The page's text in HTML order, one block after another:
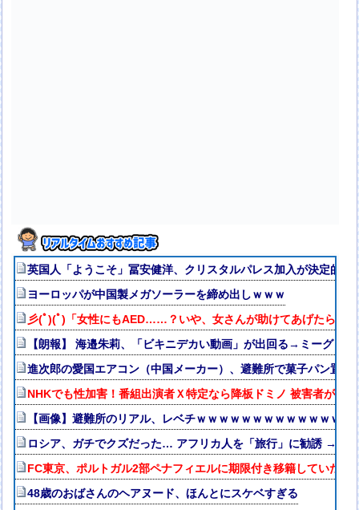
英国人「ようこそ」冨安健洋、クリスタルパレス加入が決定的
ヨーロッパが中国製メガソーラーを締め出しｗｗｗ
彡(ﾟ)(ﾟ)「女性にもAED……？いや、女さんが助けてあげたらえ
【朗報】 海邉朱莉、「ビキニデカい動画」が出回る→ミーグリ
進次郎の愛国エアコン（中国メーカー）、避難所で菓子パン置
NHKでも性加害！番組出演者Ｘ特定なら降板ドミノ 被害者があ
【画像】避難所のリアル、レベチｗｗｗｗｗｗｗｗｗｗｗｗｗ
ロシア、ガチでクズだった… アフリカ人を「旅行」に勧誘 → ロ
FC東京、ポルトガル2部ペナフィエルに期限付き移籍していた
48歳のおばさんのヘアヌード、ほんとにスケベすぎる